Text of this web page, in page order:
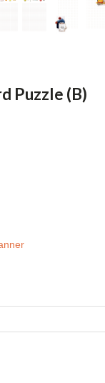
Puzzle (B)